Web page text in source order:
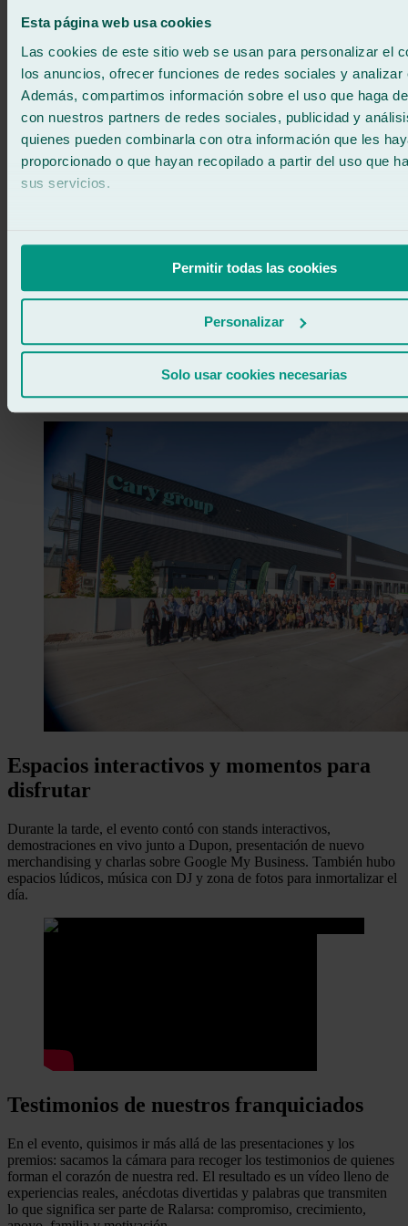
Esta página web usa cookies
Las cookies de este sitio web se usan para personalizar el
los anuncios, ofrecer funciones de redes sociales y analizar
Además, compartimos información sobre el uso que haga
con nuestros partners de redes sociales, publicidad y
quienes pueden combinarla con otra información que les
proporcionado o que hayan recopilado a partir del uso que
sus servicios.
Permitir todas las cookies
Personalizar
Solo usar cookies necesarias
Carlos Cardozo – Taller Ralarsa Benicarló
Nazaret Orozco – Taller Ralarsa Ronda / Antequera / Alhaurín de la
José Manuel Rojo – Taller Ralarsa Alcalá de Guadaíra
Espacios interactivos y momentos para
disfrutar
Durante la tarde, el evento contó con stands interactivos,
demostraciones en vivo junto a Dupon, presentación de nuevo
merchandising y charlas sobre Google My Business. También hubo
espacios lúdicos, música con DJ y zona de fotos para inmortalizar el
día.
Testimonios de nuestros franquiciados
En el evento, quisimos ir más allá de las presentaciones y los
premios: sacamos la cámara para recoger los testimonios de quienes
forman el corazón de nuestra red. El resultado es un vídeo lleno de
experiencias reales, anécdotas divertidas y palabras que transmiten
lo que significa ser parte de Ralarsa: compromiso, crecimiento,